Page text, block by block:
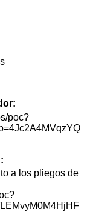
poc?
a los pliegos de